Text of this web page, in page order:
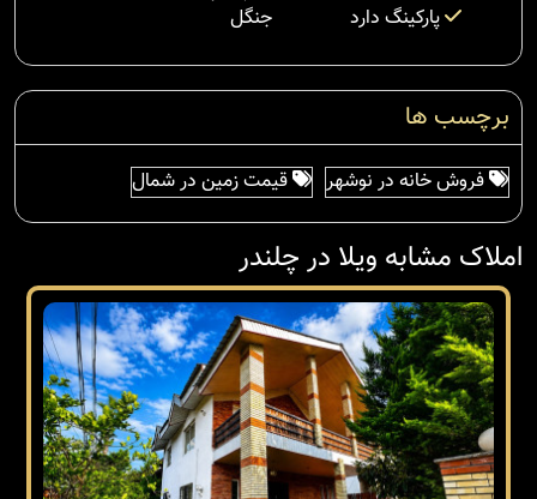
پارکینگ دارد
جنگل
برچسب ها
فروش خانه در نوشهر قیمت زمین در شمال
املاک مشابه ویلا در چلندر